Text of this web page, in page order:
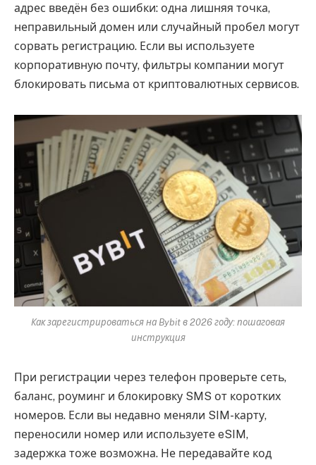
адрес введён без ошибки: одна лишняя точка,
неправильный домен или случайный пробел могут
сорвать регистрацию. Если вы используете
корпоративную почту, фильтры компании могут
блокировать письма от криптовалютных сервисов.
Как зарегистрироваться на Bybit в 2026 году: пошаговая
инструкция
При регистрации через телефон проверьте сеть,
баланс, роуминг и блокировку SMS от коротких
номеров. Если вы недавно меняли SIM-карту,
переносили номер или используете eSIM,
задержка тоже возможна. Не передавайте код